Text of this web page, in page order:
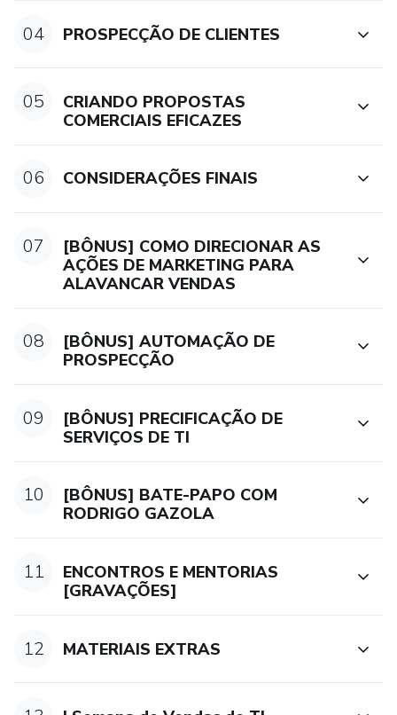
04 PROSPECÇÃO DE CLIENTES
05
CRIANDO PROPOSTAS
COMERCIAIS EFICAZES
06 CONSIDERAÇÕES FINAIS
07
[BÔNUS] COMO DIRECIONAR AS
AÇÕES DE MARKETING PARA
ALAVANCAR VENDAS
08
[BÔNUS] AUTOMAÇÃO DE
PROSPECÇÃO
09
[BÔNUS] PRECIFICAÇÃO DE
SERVIÇOS DE TI
10
[BÔNUS] BATE-PAPO COM
RODRIGO GAZOLA
11
ENCONTROS E MENTORIAS
[GRAVAÇÕES]
12 MATERIAIS EXTRAS